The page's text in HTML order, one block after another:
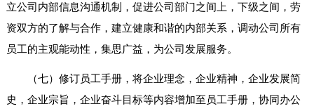
立公司内部信息沟通机制，促进公司部门之间上，下级之间，劳
资双方的了解与合作，建立健康和谐的内部关系，调动公司所有
员工的主观能动性，集思广益，为公司发展服务。
（七）修订员工手册，将企业理念，企业精神，企业发展简
史，企业宗旨，企业奋斗目标等内容增加至员工手册，协同办公